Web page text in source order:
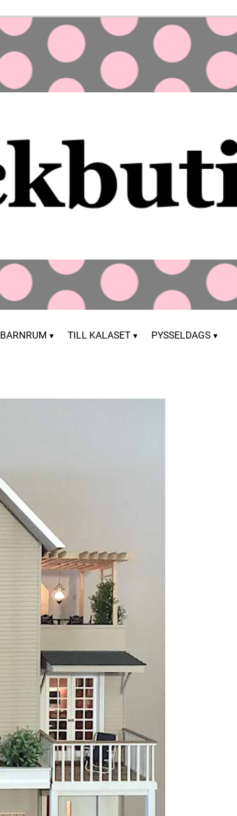
BARNRUM TILL KALASET PYSSELDAGS